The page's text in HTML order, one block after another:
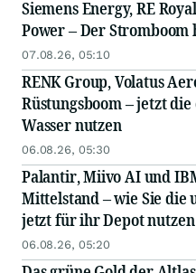
Siemens Energy, RE
Power – Der
07.08.26, 05:10
RENK Group, Volatus
Rüstungsboom – jetzt
Wasser nutzen
06.08.26, 05:30
Palantir, Miivo AI und
Mittelstand – wie Sie
jetzt für ihr Depot nutzen
06.08.26, 05:20